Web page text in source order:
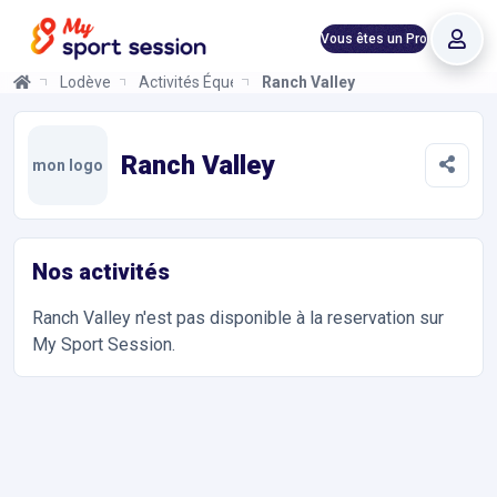
Vous êtes un Pro
Lodève Activités ÉquestresRanch Valley
mon logo Ranch Valley
Nos activités
Ranch Valley n'est pas disponible à la reservation sur
My Sport Session.